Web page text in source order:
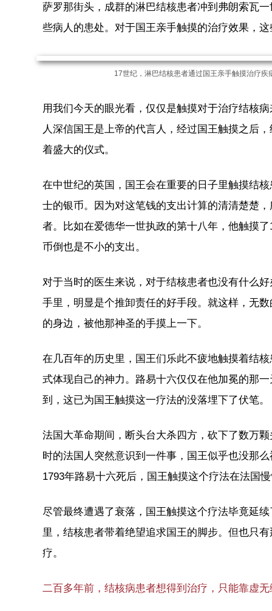
萨罗那街头，成群的淋巴结核患者冲到弗朗索瓦
些病人的患处。对于国王亲手触摸的治疗效果，
17世纪，淋巴结核患者通过国王亲手触摸治疗
用我们今天的眼光看，仅仅是触摸对于治疗结核
人深信国王是上帝的代言人，经过国王触摸之后
着盛大的仪式。
在中世纪的英国，国王会在重要的日子里触摸结
士的银币。因为对这笔钱的支出计算的清清楚楚
者。比如在爱德华一世执政的第十八年，他触摸
币倒也是不小的支出。
对于当时的医生来说，对于结核患者也没有什么
手里，明显是个推卸责任的好手段。就这样，无
的身边，被他那神圣的手摸上一下。
在几百年的历史里，国王们乐此不疲地触摸着结
式体现自己的神力。路易十六仅仅在他加冕的那
到，这已为国王触摸这一疗法的没落埋下了伏笔。
法国大革命期间，断头台大杀四方，砍下了数万
时的法国人突然意识到一件事，国王似乎也没那
1793年路易十六死后，国王触摸这个疗法在法国
尽管最终遭遇了衰落，国王触摸这个疗法毕竟延
里，结核患者带着绝望追求国王的脚步。但也只
疗。
二百多年前，结核病患者想得到治疗，只能靠虚